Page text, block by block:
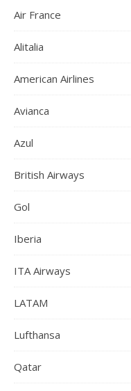
Air France
Alitalia
American Airlines
Avianca
Azul
British Airways
Gol
Iberia
ITA Airways
LATAM
Lufthansa
Qatar